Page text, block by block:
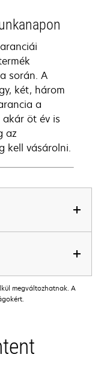
során. A
két, három
a
öt év is
az
kell vásárolni.
megváltozhatnak. A